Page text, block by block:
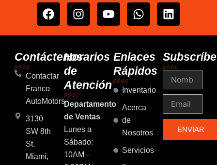
F
a
b
o
k
I
n
a
a
m
Y
o
u
e
W
h
s
a
p
p
L
i
e
d
n
Contáctenos
Contactar
Franco
AutoMotors
3130
SW 8th
St,
Miami,
Horarios
de
Atención
Departamento
de Ventas
Lunes a
Sábado:
10AM –
Enlaces
Rápidos
Inventario
Acerca
de
Nosotros
Servicios
ENVIAR